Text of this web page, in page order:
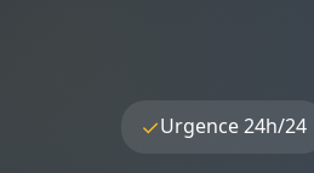
✓Urgence 24h/24